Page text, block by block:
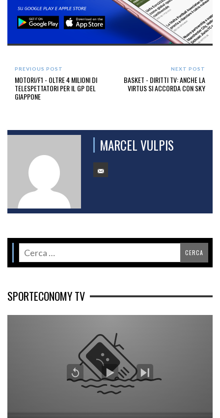
PREVIOUS POST
MOTORI/F1 - OLTRE 4 MILIONI DI
TELESPETTATORI PER IL GP DEL
GIAPPONE
NEXT POST
BASKET - DIRITTI TV: ANCHE LA
VIRTUS SI ACCORDA CON SKY
MARCEL VULPIS
SPORTECONOMY TV